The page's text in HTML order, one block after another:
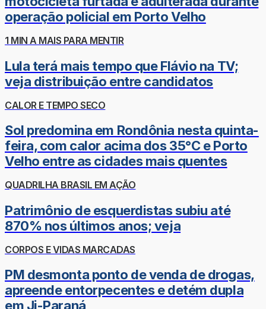
operação policial em Porto Velho
1 MIN A MAIS PARA MENTIR
Lula terá mais tempo que Flávio na TV;
veja distribuição entre candidatos
CALOR E TEMPO SECO
Sol predomina em Rondônia nesta quinta-
feira, com calor acima dos 35°C e Porto
Velho entre as cidades mais quentes
QUADRILHA BRASIL EM AÇÃO
Patrimônio de esquerdistas subiu até
870% nos últimos anos; veja
CORPOS E VIDAS MARCADAS
PM desmonta ponto de venda de drogas,
apreende entorpecentes e detém dupla
em Ji-Paraná